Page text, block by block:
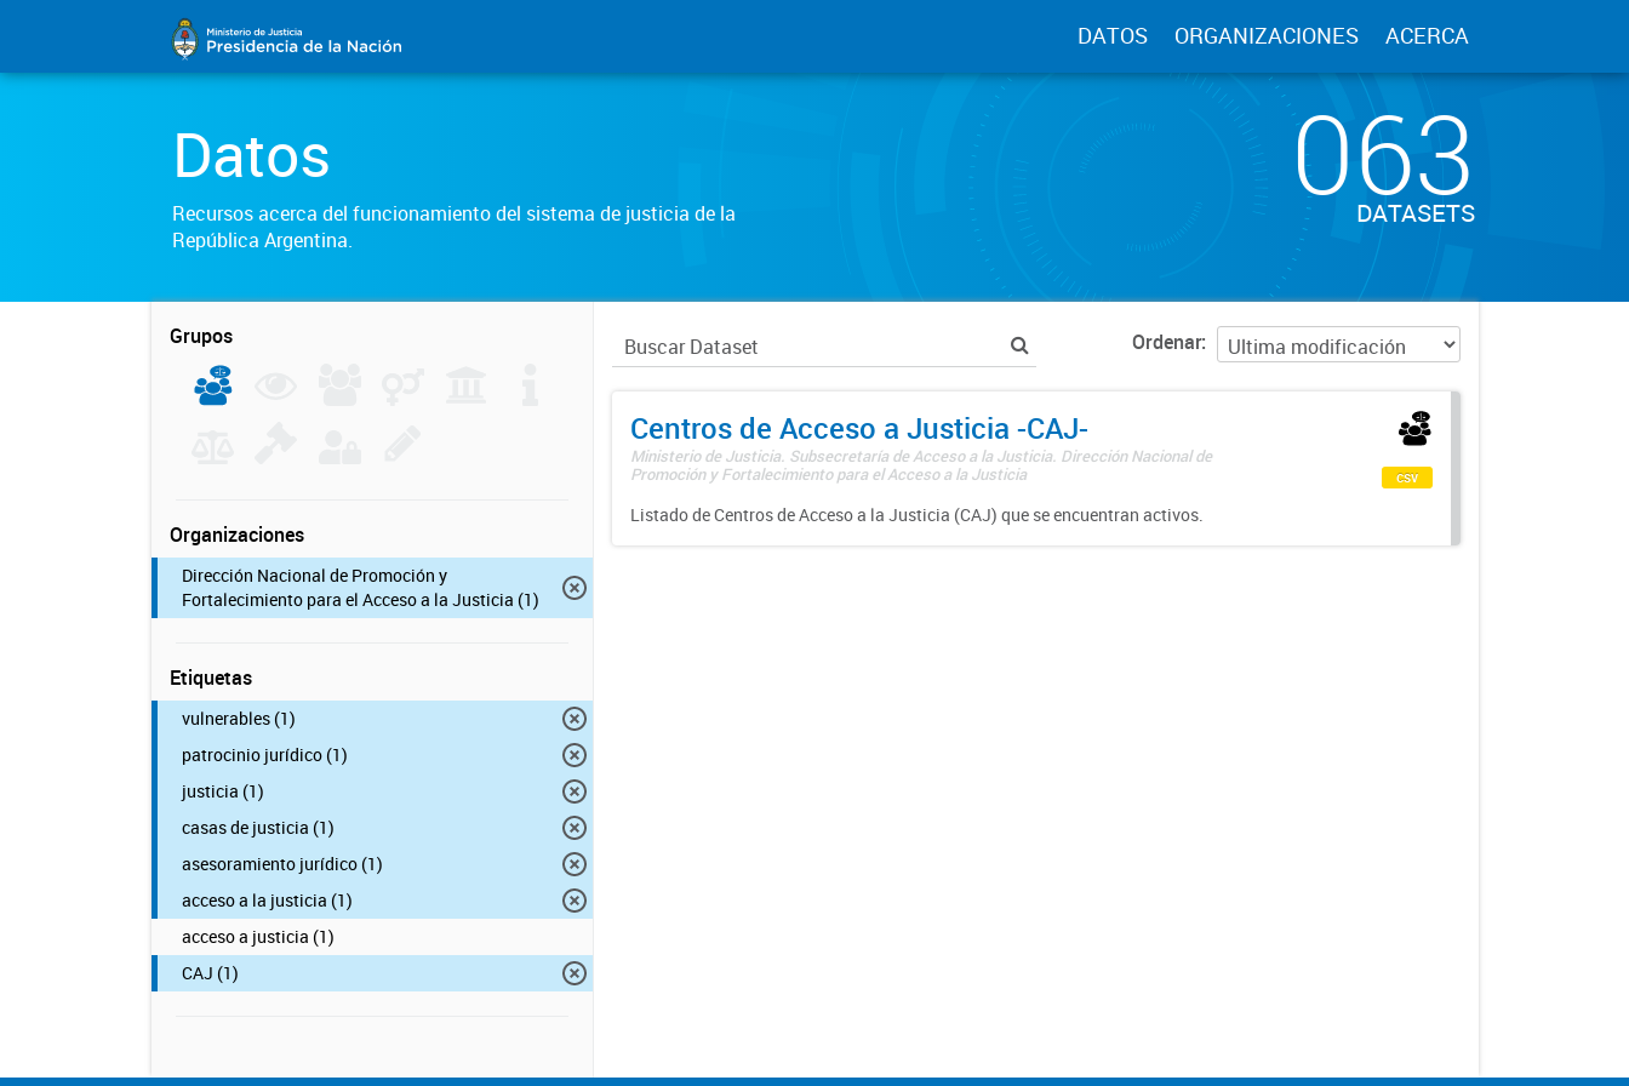
DATOS ORGANIZACIONES ACERCA
Datos
Recursos acerca del funcionamiento del sistema de justicia de la
República Argentina.
063
DATASETS
Grupos
Organizaciones
Dirección Nacional de Promoción y
Fortalecimiento para el Acceso a la Justicia (1)
Etiquetas
vulnerables (1)
patrocinio jurídico (1)
justicia (1)
casas de justicia (1)
asesoramiento jurídico (1)
acceso a la justicia (1)
acceso a justicia (1)
CAJ (1)
Ordenar
Centros de Acceso a Justicia -CAJ-
Ministerio de Justicia. Subsecretaría de Acceso a la Justicia. Dirección Nacional de
Promoción y Fortalecimiento para el Acceso a la Justicia
Listado de Centros de Acceso a la Justicia (CAJ) que se encuentran activos.
csv